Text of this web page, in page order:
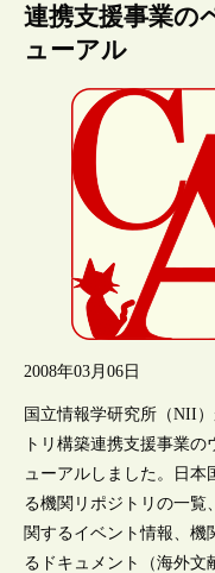
連携支援事業の
ューアル
2008年03月06日
国立情報学研究所（NII
トリ構築連携支援事業の
ューアルしました。日本
る機関リポジトリの一覧
関するイベント情報、機
るドキュメント（海外文